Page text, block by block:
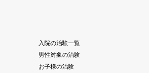
入院の治験一覧
男性対象の治験
お子様の治験